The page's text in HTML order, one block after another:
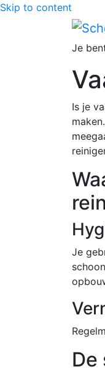
Skip to content
Je
Is je
Je
De